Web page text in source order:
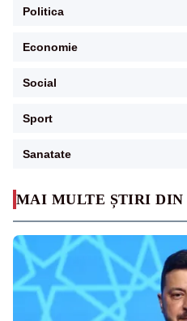
MAI MULTE ȘTIRI DIN
Politica
Economie
Social
Sport
Sanatate